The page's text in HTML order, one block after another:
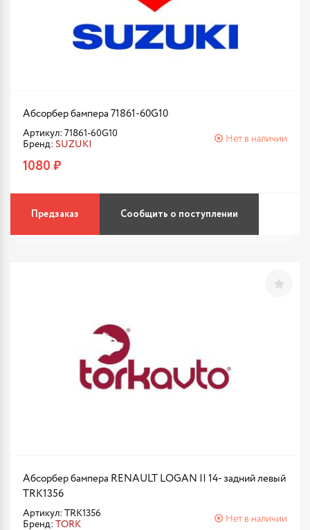
Абсорбер бампера 71861-60G10
Артикул: 71861-60G10
Бренд: SUZUKI
Нет в наличии
1080 ₽
Предзаказ Сообщить о поступлении
Абсорбер бампера RENAULT LOGAN II 14- задний левый
TRK1356
Артикул: TRK1356
Бренд: TORK
Нет в наличии